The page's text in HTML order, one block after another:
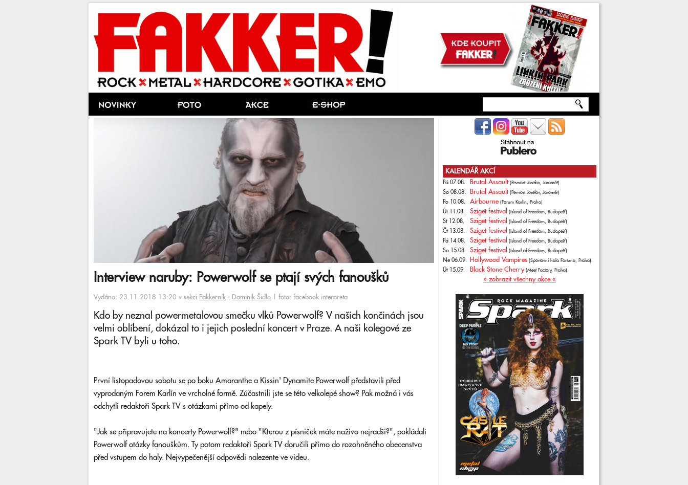
Interview naruby: Powerwolf se ptají svých fanoušků
Vydáno: 23.11.2018 13:20 v sekci Fakkerník - Dominik Šidlo | foto: facebook interpreta
Kdo by neznal powermetalovou smečku vlků Powerwolf? V našich končinách jsou
velmi oblíbení, dokázal to i jejich poslední koncert v Praze. A naši kolegové ze
Spark TV byli u toho.
První listopadovou sobotu se po boku Amaranthe a Kissin' Dynamite Powerwolf představili před
vyprodaným Forem Karlín ve vrcholné formě. Zúčastnili jste se této velkolepé show? Pak možná i vás
odchytli redaktoři Spark TV s otázkami přímo od kapely.
"Jak se připravujete na koncerty Powerwolf?" nebo "Kterou z písniček máte naživo nejradši?", pokládali
Powerwolf otázky fanouškům. Ty potom redaktoři Spark TV doručili přímo do rozohněného obecenstva
před vstupem do haly. Nejvypečenější odpovědi nalezente ve videu.
KALENDÁŘ AKCÍ
Pá 07.08. Brutal Assault (Pevnost Josefov, Jaroměř)
So 08.08. Brutal Assault (Pevnost Josefov, Jaroměř)
Po 10.08. Airbourne (Forum Karlín, Praha)
Út 11.08. Sziget festival (Island of Freedom, Budapešť)
St 12.08. Sziget festival (Island of Freedom, Budapešť)
Čt 13.08. Sziget festival (Island of Freedom, Budapešť)
Pá 14.08. Sziget festival (Island of Freedom, Budapešť)
So 15.08. Sziget festival (Island of Freedom, Budapešť)
Ne 06.09. Hollywood Vampires (Sportovní hala Fortuna, Praha)
Út 15.09. Black Stone Cherry (Meet Factory, Praha)
» zobrazit všechny akce «